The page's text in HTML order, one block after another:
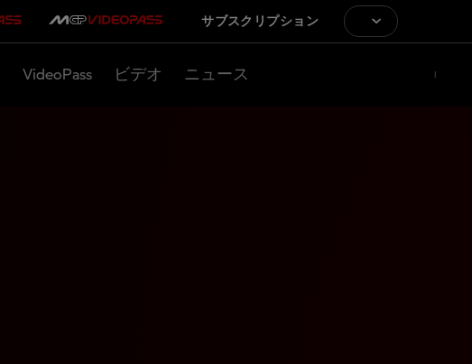
サブスクリプション
VideoPass ビデオ ニュース